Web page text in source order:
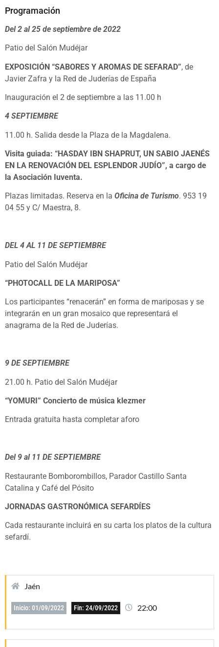
Programación
Del 2 al 25 de septiembre de 2022
Patio del Salón Mudéjar
EXPOSICIÓN “SABORES Y AROMAS DE SEFARAD”, de
Javier Zafra y la Red de Juderías de España
Inauguración el 2 de septiembre a las 11.00 h
4 SEPTIEMBRE
11.00 h. Salida desde la Plaza de la Magdalena.
Visita guiada: “HASDAY IBN SHAPRUT, UN SABIO JAENÉS
EN LA RENOVACIÓN DEL ESPLENDOR JUDÍO”, a cargo de
la Asociación Iuventa.
Plazas limitadas. Reserva en la Oficina de Turismo. 953 19
04 55 y C/ Maestra, 8.
DEL 4 AL 11 DE SEPTIEMBRE
Patio del Salón Mudéjar
“PHOTOCALL DE LA MARIPOSA”
Los participantes “renacerán” en forma de mariposas y se
integrarán en un gran mosaico que representará el
anagrama de la Red de Juderías.
9 DE SEPTIEMBRE
21.00 h. Patio del Salón Mudéjar
“YOMURI” Concierto de música klezmer
Entrada gratuita hasta completar aforo
Del 9 al 11 DE SEPTIEMBRE
Restaurante Bomborombillos, Parador Castillo Santa
Catalina y Café del Pósito
JORNADAS GASTRONÓMICA SEFARDÍES
Cada restaurante incluirá en su carta los platos de la cultura
sefardí.
Jaén
Inicio: 01/09/2022 Fin: 24/09/2022 22:00